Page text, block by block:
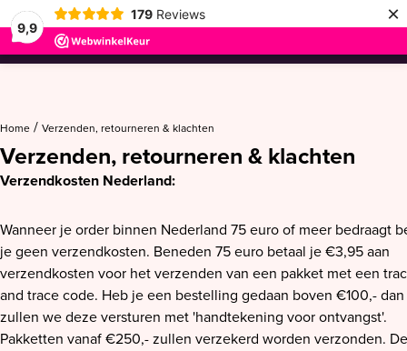
9,9
179 Reviews ×
menu
Home / Verzenden, retourneren & klachten
Verzenden, retourneren & klachten
Verzendkosten Nederland:
Wanneer je order binnen Nederland 75 euro of meer bedraagt
je geen verzendkosten. Beneden 75 euro betaal je €3,95 aan
verzendkosten voor het verzenden van een pakket met een
and trace code. Heb je een bestelling gedaan boven €100,- dan
zullen we deze versturen met 'handtekening voor ontvangst'.
Pakketten vanaf €250,- zullen verzekerd worden verzonden.